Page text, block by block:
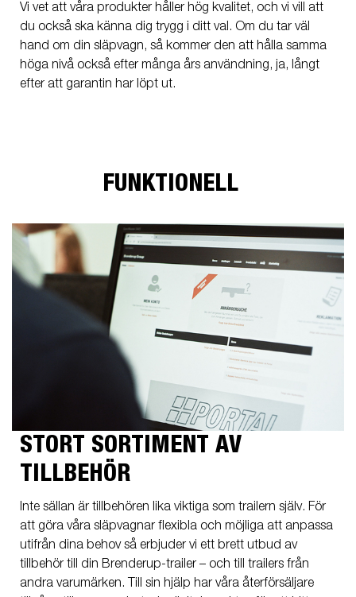
Vi vet att våra produkter håller hög kvalitet, och vi vill att
du också ska känna dig trygg i ditt val. Om du tar väl
hand om din släpvagn, så kommer den att hålla samma
höga nivå också efter många års användning, ja, långt
efter att garantin har löpt ut.
FUNKTIONELL
STORT SORTIMENT AV
TILLBEHÖR
Inte sällan är tillbehören lika viktiga som trailern själv. För
att göra våra släpvagnar flexibla och möjliga att anpassa
utifrån dina behov så erbjuder vi ett brett utbud av
tillbehör till din Brenderup-trailer – och till trailers från
andra varumärken. Till sin hjälp har våra återförsäljare